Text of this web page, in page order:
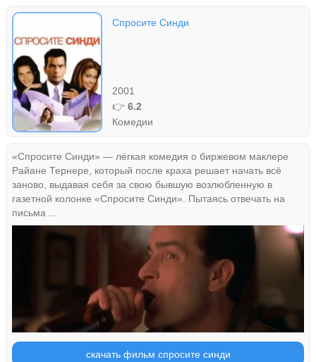
Спросите Синди
2001
👉6.2
Комедии
«Спросите Синди» — лёгкая комедия о биржевом маклере
Райане Тернере, который после краха решает начать всё
заново, выдавая себя за свою бывшую возлюбленную в
газетной колонке «Спросите Синди». Пытаясь отвечать на
письма ...
скачать фильм спросите синди